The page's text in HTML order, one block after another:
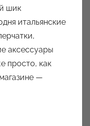
шик
итальянские
аксессуары
просто, как
—